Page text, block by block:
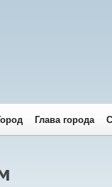
Глава города